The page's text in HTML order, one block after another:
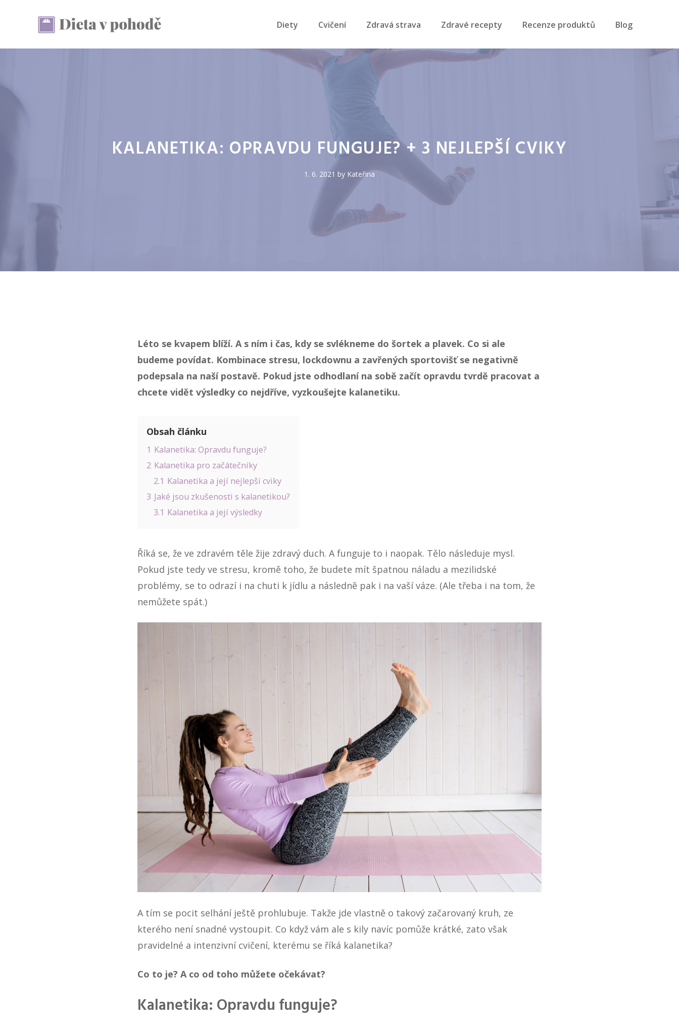
Diety Cvičení Zdravá strava Zdravé recepty Recenze produktů Blog
KALANETIKA: OPRAVDU FUNGUJE? + 3 NEJLEPŠÍ CVIKY
1. 6. 2021 by Kateřina
Léto se kvapem blíží. A s ním i čas, kdy se svlékneme do šortek a plavek. Co si ale
budeme povídat. Kombinace stresu, lockdownu a zavřených sportovišť se negativně
podepsala na naší postavě. Pokud jste odhodlaní na sobě začít opravdu tvrdě pracovat a
chcete vidět výsledky co nejdříve, vyzkoušejte kalanetiku.
Obsah článku
1 Kalanetika: Opravdu funguje?
2 Kalanetika pro začátečníky
2.1 Kalanetika a její nejlepší cviky
3 Jaké jsou zkušenosti s kalanetikou?
3.1 Kalanetika a její výsledky
Říká se, že ve zdravém těle žije zdravý duch. A funguje to i naopak. Tělo následuje mysl.
Pokud jste tedy ve stresu, kromě toho, že budete mít špatnou náladu a mezilidské
problémy, se to odrazí i na chuti k jídlu a následně pak i na vaší váze. (Ale třeba i na tom, že
nemůžete spát.)
A tím se pocit selhání ještě prohlubuje. Takže jde vlastně o takový začarovaný kruh, ze
kterého není snadné vystoupit. Co když vám ale s kily navíc pomůže krátké, zato však
pravidelné a intenzivní cvičení, kterému se říká kalanetika?
Co to je? A co od toho můžete očekávat?
Kalanetika: Opravdu funguje?